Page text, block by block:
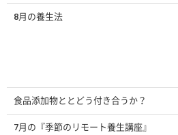
8月の養生法
食品添加物ととどう付き合うか？
7月の『季節のリモート養生講座』